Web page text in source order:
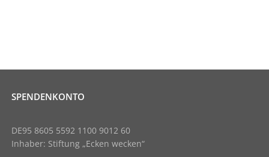
SPENDENKONTO
DE95 8605 5592 1100 9012 60
Inhaber: Stiftung „Ecken wecken“